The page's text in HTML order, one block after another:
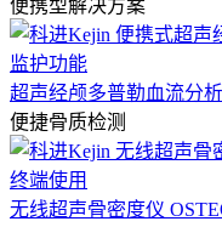
便携型解决方案
超声经颅多普勒血流分
便捷骨质检测
无线超声骨密度仪